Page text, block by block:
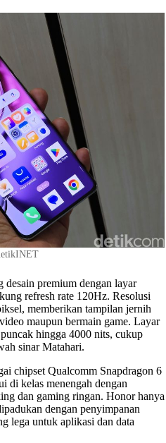
premium dengan layar
refresh rate 120Hz. Resolusi
memberikan tampilan jernih
maupun bermain game. Layar
hingga 4000 nits, cukup
sinar Matahari.
chipset Qualcomm Snapdragon 6
di kelas menengah dengan
dan gaming ringan. Honor hanya
dengan penyimpanan
lega untuk aplikasi dan data